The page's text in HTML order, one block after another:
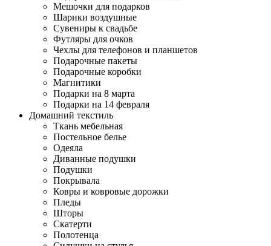
Мешочки для подарков
Шарики воздушные
Сувениры к свадьбе
Футляры для очков
Чехлы для телефонов и планшетов
Подарочные пакеты
Подарочные коробки
Магнитики
Подарки на 8 марта
Подарки на 14 февраля
Домашний текстиль
Ткань мебельная
Постельное белье
Одеяла
Диванные подушки
Подушки
Покрывала
Ковры и ковровые дорожки
Пледы
Шторы
Скатерти
Полотенца